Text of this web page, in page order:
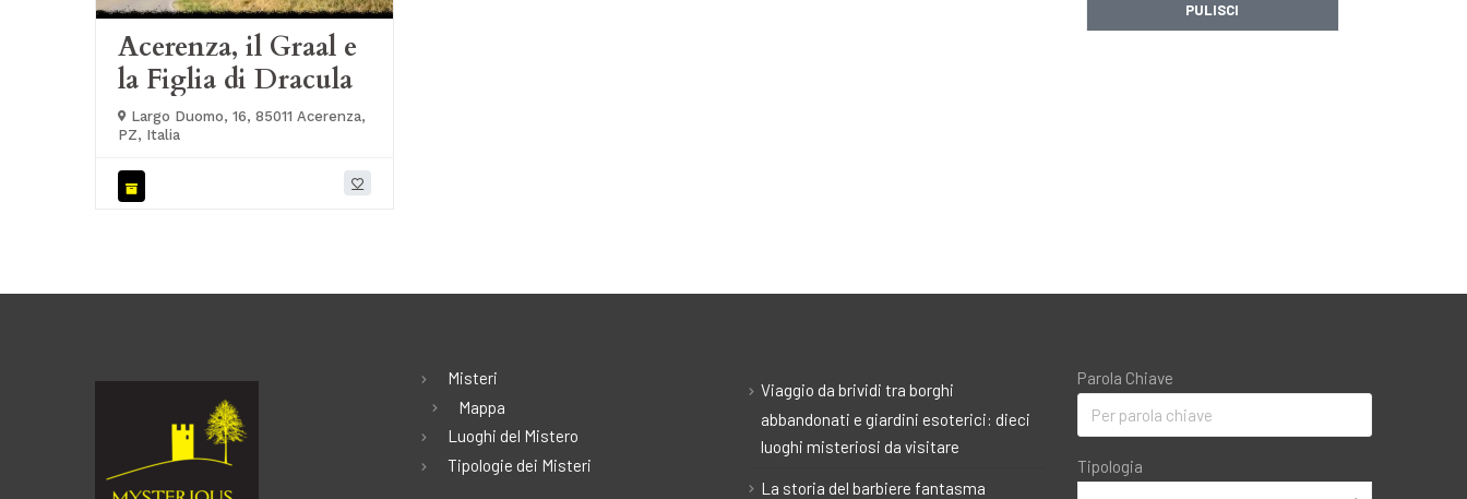
Acerenza, il Graal e
la Figlia di Dracula
Largo Duomo, 16, 85011 Acerenza,
PZ, Italia
PULISCI
Misteri
Mappa
Luoghi del Mistero
Tipologie dei Misteri
Viaggio da brividi tra borghi
abbandonati e giardini esoterici: dieci
luoghi misteriosi da visitare
La storia del barbiere fantasma
Parola Chiave
Tipologia